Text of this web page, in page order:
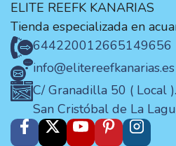
ELITE REEFK KANARIAS
Tienda especializada en
644220012665149656
info@elitereefkanarias.es
C/ Granadilla 50 ( Local ).
San Cristóbal de La